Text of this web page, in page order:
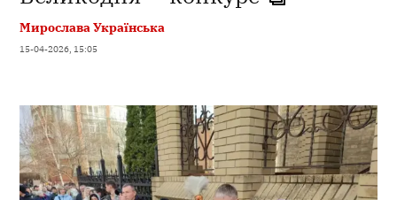
Мирослава Українська
15-04-2026, 15:05